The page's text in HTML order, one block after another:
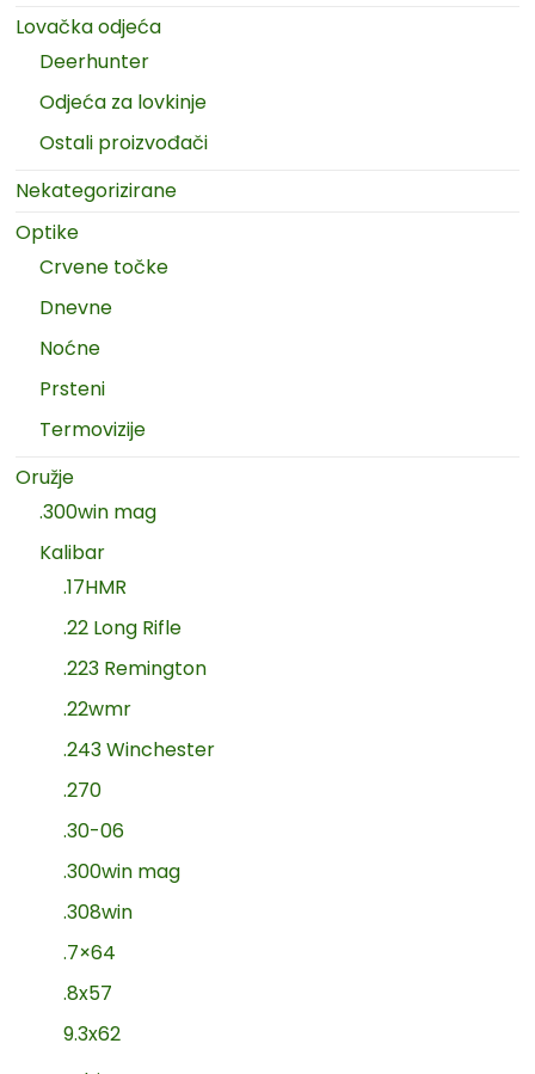
Lovačka odjeća
Deerhunter
Odjeća za lovkinje
Ostali proizvođači
Nekategorizirane
Optike
Crvene točke
Dnevne
Noćne
Prsteni
Termovizije
Oružje
.300win mag
Kalibar
.17HMR
.22 Long Rifle
.223 Remington
.22wmr
.243 Winchester
.270
.30-06
.300win mag
.308win
.7×64
.8x57
9.3x62